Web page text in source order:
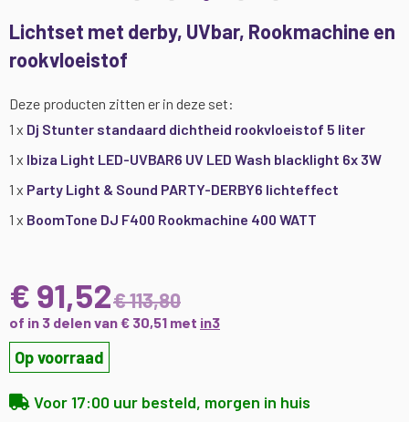
Lichtset met derby, UVbar, Rookmachine en
rookvloeistof
Deze producten zitten er in deze set:
1 x Dj Stunter standaard dichtheid rookvloeistof 5 liter
1 x Ibiza Light LED-UVBAR6 UV LED Wash blacklight 6x 3W
1 x Party Light & Sound PARTY-DERBY6 lichteffect
1 x BoomTone DJ F400 Rookmachine 400 WATT
€ 91,52€ 113,80
of in 3 delen van € 30,51 met in3
Op voorraad
Voor 17:00 uur besteld, morgen in huis
naar
het
van
afbeeldingen-
gallerij